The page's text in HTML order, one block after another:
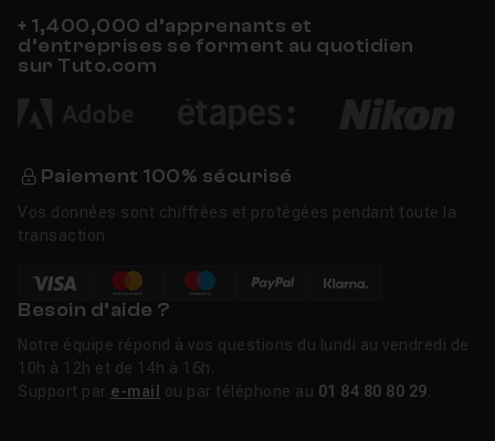
+ 1,400,000 d’apprenants et
d’entreprises se forment au quotidien
sur Tuto.com
Paiement 100% sécurisé
Vos données sont chiffrées et protégées pendant toute la
transaction.
Besoin d’aide ?
Notre équipe répond à vos questions du lundi au vendredi de
10h à 12h et de 14h à 16h.
Support par e-mail ou par téléphone au 01 84 80 80 29